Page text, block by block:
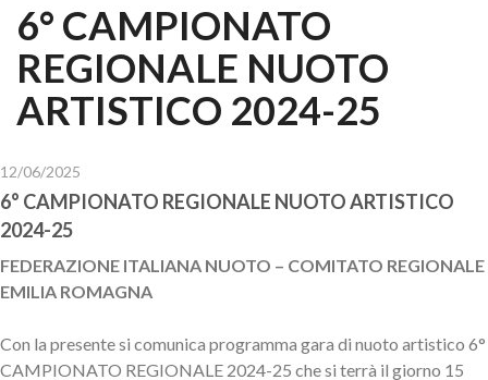
6° CAMPIONATO
REGIONALE NUOTO
ARTISTICO 2024-25
12/06/2025
6° CAMPIONATO REGIONALE NUOTO ARTISTICO
2024-25
FEDERAZIONE ITALIANA NUOTO – COMITATO REGIONALE
EMILIA ROMAGNA
Con la presente si comunica programma gara di nuoto artistico 6°
CAMPIONATO REGIONALE 2024-25 che si terrà il giorno 15